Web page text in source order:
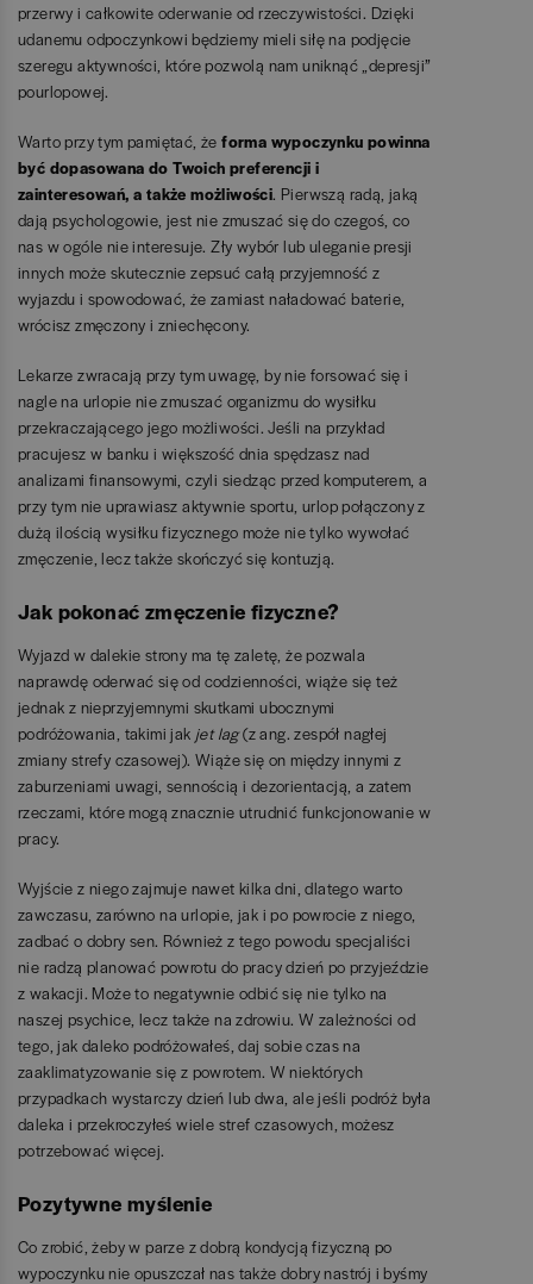
przerwy i całkowite oderwanie od rzeczywistości. Dzięki
udanemu odpoczynkowi będziemy mieli siłę na podjęcie
szeregu aktywności, które pozwolą nam uniknąć „depresji”
pourlopowej.
Warto przy tym pamiętać, żeforma wypoczynku powinna
być dopasowana do Twoich preferencji i
zainteresowań, a także możliwości. Pierwszą radą, jaką
dają psychologowie, jest nie zmuszać się do czegoś, co
nas w ogóle nie interesuje. Zły wybór lub uleganie presji
innych może skutecznie zepsuć całą przyjemność z
wyjazdu i spowodować, że zamiast naładować baterie,
wrócisz zmęczony i zniechęcony.
Lekarze zwracają przy tym uwagę, by nie forsować się i
nagle na urlopie nie zmuszać organizmu do wysiłku
przekraczającego jego możliwości. Jeśli na przykład
pracujesz w banku i większość dnia spędzasz nad
analizami finansowymi, czyli siedząc przed komputerem, a
przy tym nie uprawiasz aktywnie sportu, urlop połączony z
dużą ilością wysiłku fizycznego może nie tylko wywołać
zmęczenie, lecz także skończyć się kontuzją.
Jak pokonać zmęczenie fizyczne?
Wyjazd w dalekie strony ma tę zaletę, że pozwala
naprawdę oderwać się od codzienności, wiąże się też
jednak z nieprzyjemnymi skutkami ubocznymi
podróżowania, takimi jak jet lag(z ang. zespół nagłej
zmiany strefy czasowej). Wiąże się on między innymi z
zaburzeniami uwagi, sennością i dezorientacją, a zatem
rzeczami, które mogą znacznie utrudnić funkcjonowanie w
pracy.
Wyjście z niego zajmuje nawet kilka dni, dlatego warto
zawczasu, zarówno na urlopie, jak i po powrocie z niego,
zadbać o dobry sen. Również z tego powodu specjaliści
nie radzą planować powrotu do pracy dzień po przyjeździe
z wakacji. Może to negatywnie odbić się nie tylko na
naszej psychice, lecz także na zdrowiu. W zależności od
tego, jak daleko podróżowałeś, daj sobie czas na
zaaklimatyzowanie się z powrotem. W niektórych
przypadkach wystarczy dzień lub dwa, ale jeśli podróż była
daleka i przekroczyłeś wiele stref czasowych, możesz
potrzebować więcej.
Pozytywne myślenie
Co zrobić, żeby w parze z dobrą kondycją fizyczną po
wypoczynku nie opuszczał nas także dobry nastrój i byśmy